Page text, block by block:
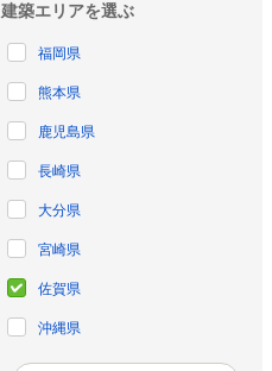
建築エリアを選ぶ
福岡県
熊本県
鹿児島県
長崎県
大分県
宮崎県
佐賀県
沖縄県